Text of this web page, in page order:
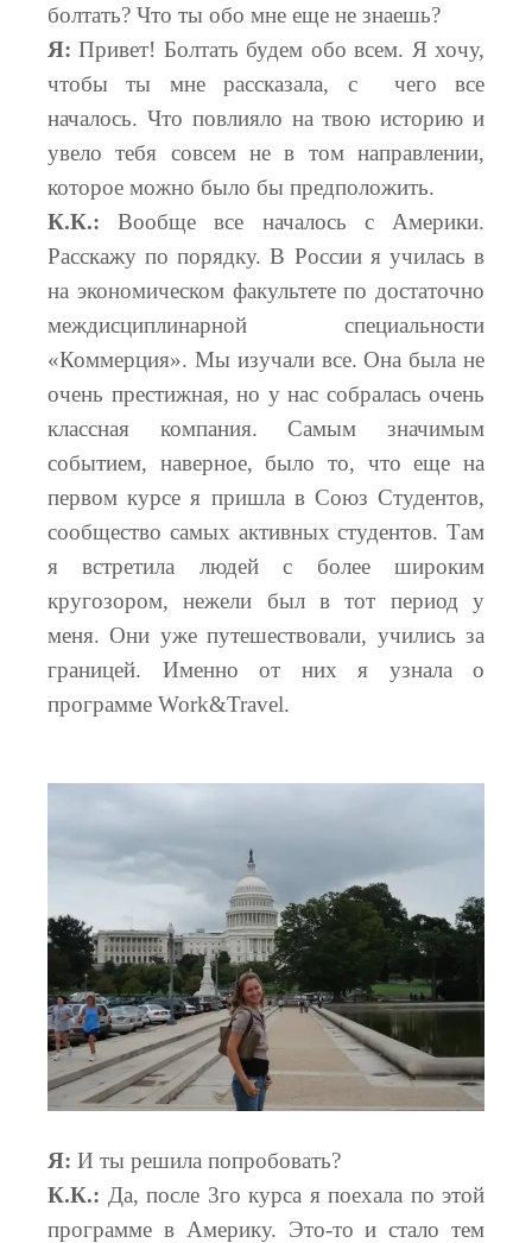
болтать? Что ты обо мне еще не знаешь?
Я: Привет! Болтать будем обо всем. Я хочу,
чтобы ты мне рассказала, с чего все
началось. Что повлияло на твою историю и
увело тебя совсем не в том направлении,
которое можно было бы предположить.
К.К.: Вообще все началось с Америки.
Расскажу по порядку. В России я училась в
на экономическом факультете по достаточно
междисциплинарной специальности
«Коммерция». Мы изучали все. Она была не
очень престижная, но у нас собралась очень
классная компания. Самым значимым
событием, наверное, было то, что еще на
первом курсе я пришла в Союз Студентов,
сообщество самых активных студентов. Там
я встретила людей с более широким
кругозором, нежели был в тот период у
меня. Они уже путешествовали, учились за
границей. Именно от них я узнала о
программе Work&Travel.
Я: И ты решила попробовать?
К.К.: Да, после 3го курса я поехала по этой
программе в Америку. Это-то и стало тем